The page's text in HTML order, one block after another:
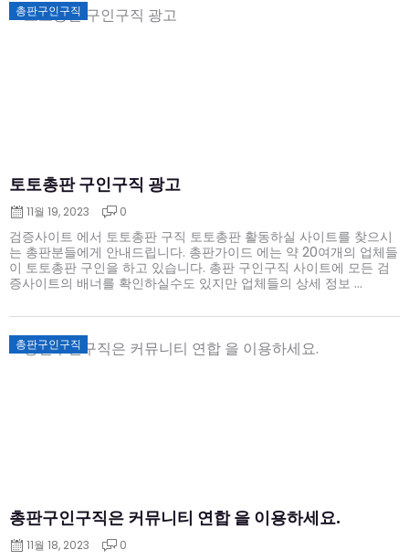
총판구인구직
토토총판 구인구직 광고
Posted
on
11월 19, 2023 0
검증사이트 에서 토토총판 구직 토토총판 활동하실 사이트를 찾으시
는 총판분들에게 안내드립니다. 총판가이드 에는 약 20여개의 업체들
이 토토총판 구인을 하고 있습니다. 총판 구인구직 사이트에 모든 검
증사이트의 배너를 확인하실수도 있지만 업체들의 상세 정보 ...
총판구인구직
총판구인구직은 커뮤니티 연합 을 이용하세요.
Posted
on
11월 18, 2023 0